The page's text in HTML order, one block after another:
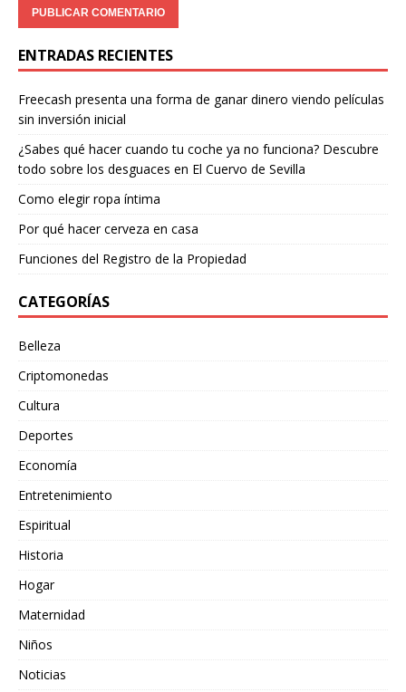
ENTRADAS RECIENTES
Freecash presenta una forma de ganar dinero viendo películas
sin inversión inicial
¿Sabes qué hacer cuando tu coche ya no funciona? Descubre
todo sobre los desguaces en El Cuervo de Sevilla
Como elegir ropa íntima
Por qué hacer cerveza en casa
Funciones del Registro de la Propiedad
CATEGORÍAS
Belleza
Criptomonedas
Cultura
Deportes
Economía
Entretenimiento
Espiritual
Historia
Hogar
Maternidad
Niños
Noticias